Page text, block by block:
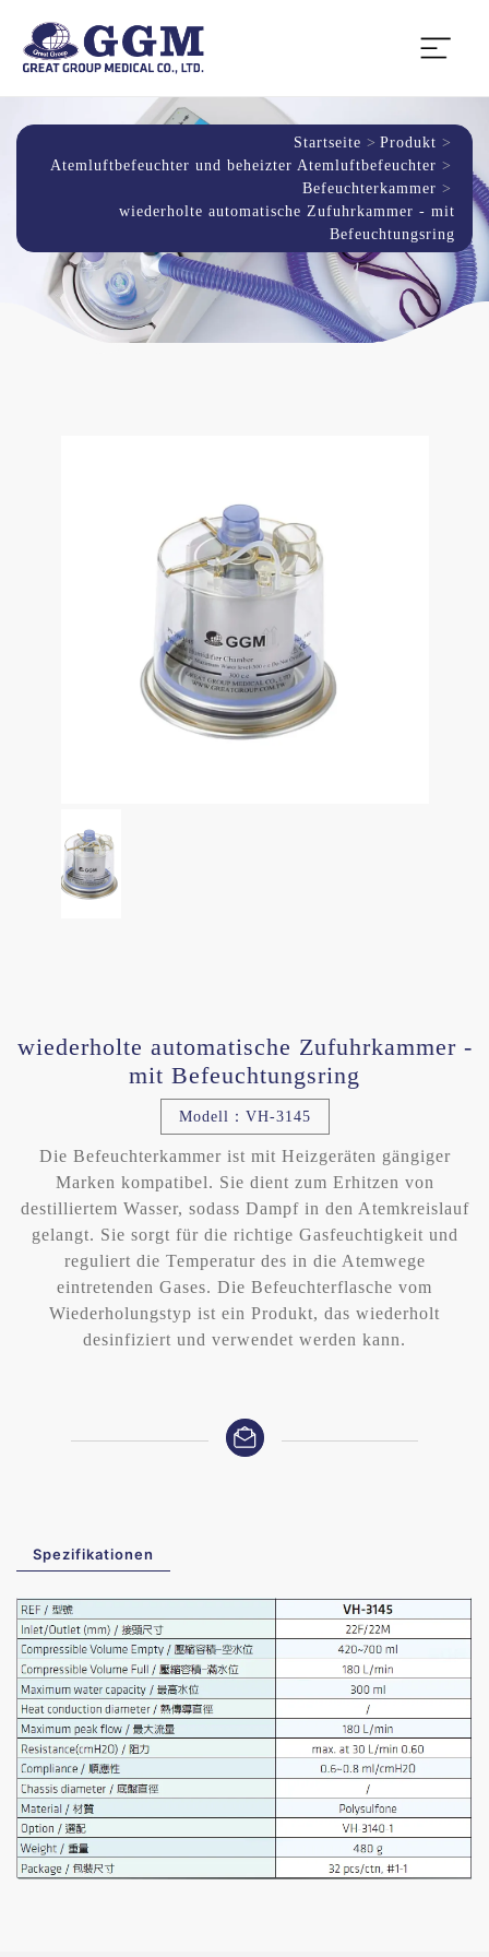
Startseite
Produkt
Atemluftbefeuchter und beheizter Atemluftbefeuchter
Befeuchterkammer
wiederholte automatische Zufuhrkammer - mit
Befeuchtungsring
wiederholte automatische Zufuhrkammer -
mit Befeuchtungsring
Modell：VH-3145
Die Befeuchterkammer ist mit Heizgeräten gängiger
Marken kompatibel. Sie dient zum Erhitzen von
destilliertem Wasser, sodass Dampf in den Atemkreislauf
gelangt. Sie sorgt für die richtige Gasfeuchtigkeit und
reguliert die Temperatur des in die Atemwege
eintretenden Gases. Die Befeuchterflasche vom
Wiederholungstyp ist ein Produkt, das wiederholt
desinfiziert und verwendet werden kann.
Spezifikationen